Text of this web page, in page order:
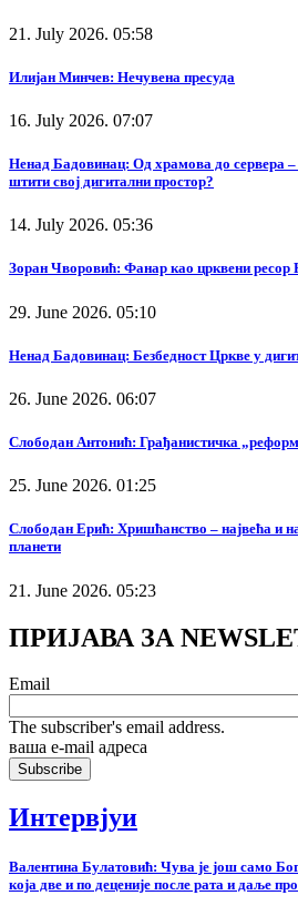
21. July 2026. 05:58
Илијан Минчев: Нечувена пресуда
16. July 2026. 07:07
Ненад Бадовинац: Од храмова до сервера
штити свој дигитални простор?
14. July 2026. 05:36
Зоран Чворовић: Фанар као црквени ресор
29. June 2026. 05:10
Ненад Бадовинац: Безбедност Цркве у
26. June 2026. 06:07
Слободан Антонић: Грађанистичка
25. June 2026. 01:25
Слободан Ерић: Хришћанство – највећа и
планети
21. June 2026. 05:23
ПРИЈАВА ЗА
Email
The subscriber's email address.
ваша е-mail адреса
Интервјуи
Валентина Булатовић: Чува је још само
која две и по деценије после рата и даље